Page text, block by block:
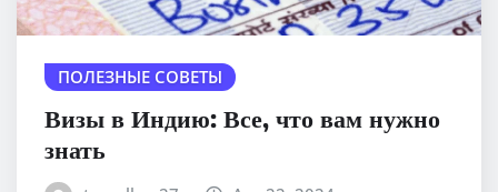
ПОЛЕЗНЫЕ СОВЕТЫ
Визы в Индию: Все, что вам нужно
знать